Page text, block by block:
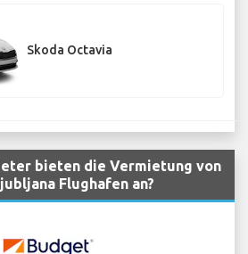
Skoda Octavia
bieten die Vermietung von
Flughafen an?